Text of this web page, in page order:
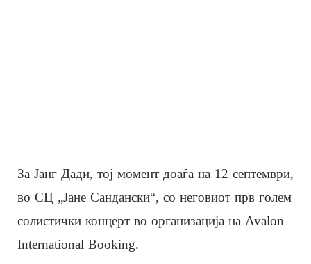
За Јанг Дади, тој момент доаѓа на 12 септември,
во СЦ „Јане Сандански“, со неговиот прв голем
солистички концерт во организација на Avalon
International Booking.